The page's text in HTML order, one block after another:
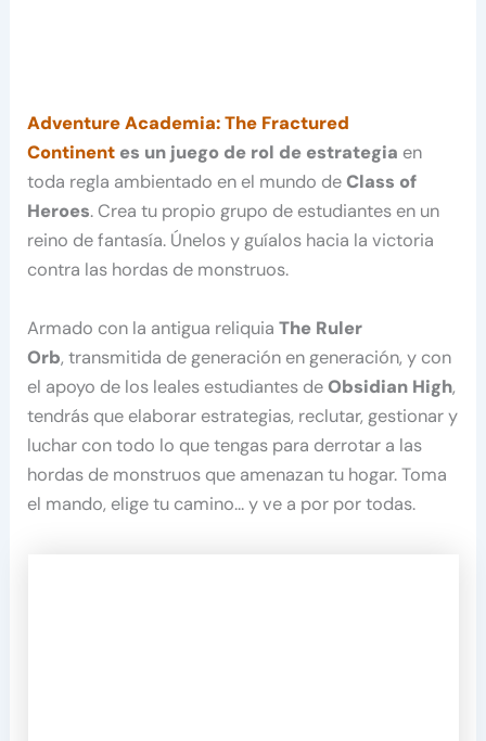
Adventure Academia: The Fractured
Continent es un juego de rol de estrategia en
toda regla ambientado en el mundo deClass of
Heroes. Crea tu propio grupo de estudiantes en un
reino de fantasía. Únelos y guíalos hacia la victoria
contra las hordas de monstruos.
Armado con la antigua reliquiaThe Ruler
Orb, transmitida de generación en generación, y con
el apoyo de los leales estudiantes deObsidian High,
tendrás que elaborar estrategias, reclutar, gestionar y
luchar con todo lo que tengas para derrotar a las
hordas de monstruos que amenazan tu hogar. Toma
el mando, elige tu camino… y ve a por por todas.